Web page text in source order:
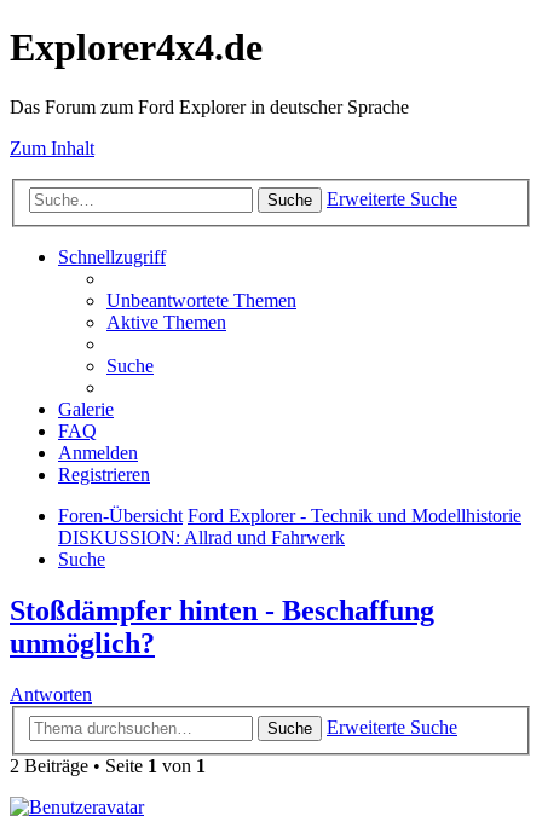
Explorer4x4.de
Das Forum zum Ford Explorer in deutscher Sprache
Zum Inhalt
Suche Erweiterte Suche
Schnellzugriff
Unbeantwortete Themen
Aktive Themen
Suche
Galerie
FAQ
Anmelden
Registrieren
Foren-Übersicht Ford Explorer - Technik und Modellhistorie
DISKUSSION: Allrad und Fahrwerk
Suche
Stoßdämpfer hinten - Beschaffung
unmöglich?
Antworten
Suche
Erweiterte Suche
2 Beiträge • Seite 1 von 1